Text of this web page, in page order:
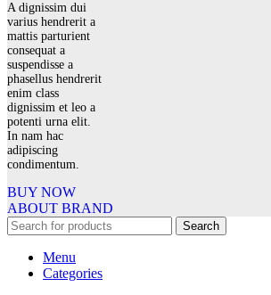
A dignissim dui
varius hendrerit a
mattis parturient
consequat a
suspendisse a
phasellus hendrerit
enim class
dignissim et leo a
potenti urna elit.
In nam hac
adipiscing
condimentum.
BUY NOW
ABOUT BRAND
Search
Menu
Categories